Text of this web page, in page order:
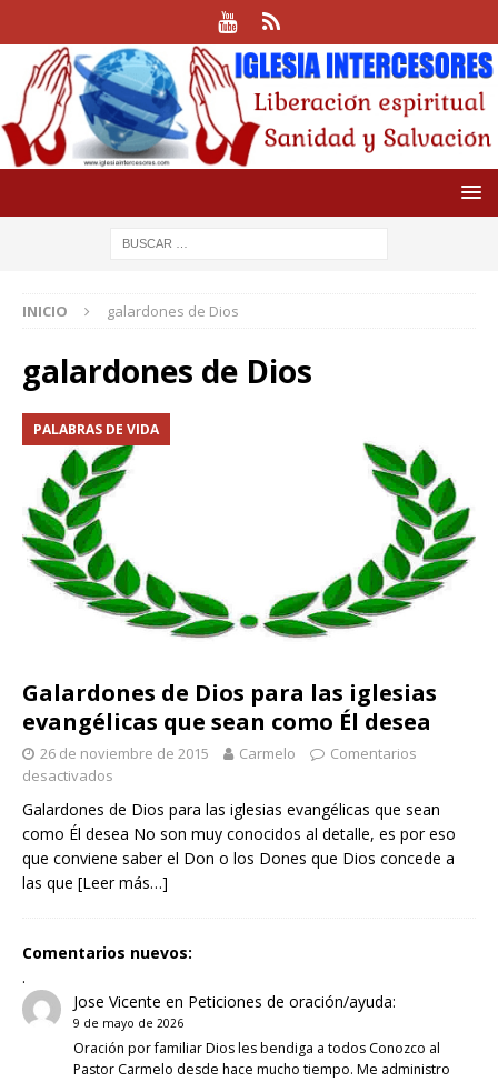
INICIO galardones de Dios
galardones de Dios
PALABRAS DE VIDA
Galardones de Dios para las iglesias
evangélicas que sean como Él desea
26 de noviembre de 2015 Carmelo
Comentarios
desactivados
Galardones de Dios para las iglesias evangélicas que sean
como Él desea No son muy conocidos al detalle, es por eso
que conviene saber el Don o los Dones que Dios concede a
las que [Leer más…]
Comentarios nuevos:
.
Jose Vicente en Peticiones de oración/ayuda:
9 de mayo de 2026
Oración por familiar Dios les bendiga a todos Conozco al
Pastor Carmelo desde hace mucho tiempo. Me administro